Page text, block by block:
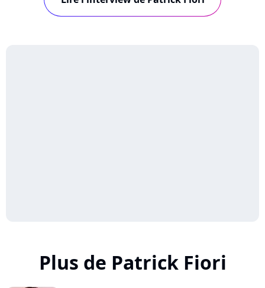
parle avec passion de la culture corse.
Plus de Patrick Fiori